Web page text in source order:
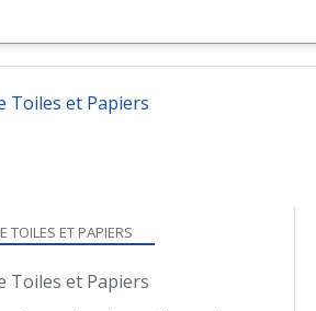
TOILES ET PAPIERS